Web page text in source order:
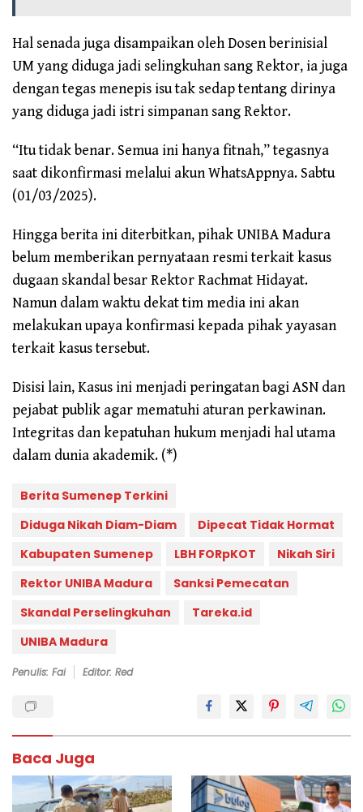
Hal senada juga disampaikan oleh Dosen berinisial
UM yang diduga jadi selingkuhan sang Rektor, ia juga
dengan tegas menepis isu tak sedap tentang dirinya
yang diduga jadi istri simpanan sang Rektor.
“Itu tidak benar. Semua ini hanya fitnah,” tegasnya
saat dikonfirmasi melalui akun WhatsAppnya. Sabtu
(01/03/2025).
Hingga berita ini diterbitkan, pihak UNIBA Madura
belum memberikan pernyataan resmi terkait kasus
dugaan skandal besar Rektor Rachmat Hidayat.
Namun dalam waktu dekat tim media ini akan
melakukan upaya konfirmasi kepada pihak yayasan
terkait kasus tersebut.
Disisi lain, Kasus ini menjadi peringatan bagi ASN dan
pejabat publik agar mematuhi aturan perkawinan.
Integritas dan kepatuhan hukum menjadi hal utama
dalam dunia akademik. (*)
Berita Sumenep Terkini
Diduga Nikah Diam-Diam
Dipecat Tidak Hormat
Kabupaten Sumenep
LBH FORpKOT
Nikah Siri
Rektor UNIBA Madura
Sanksi Pemecatan
Skandal Perselingkuhan
Tareka.id
UNIBA Madura
Penulis: Fai Editor: Red
Baca Juga